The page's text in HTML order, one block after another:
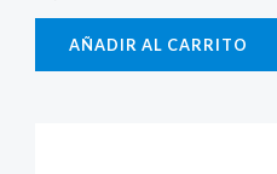
AÑADIR AL CARRITO